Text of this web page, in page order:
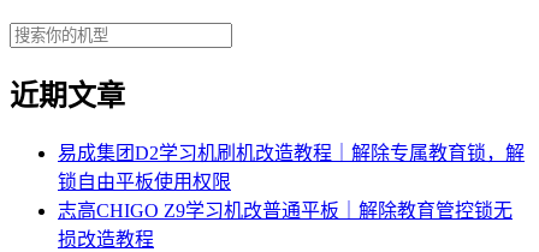
近期文章
易成集团D2学习机刷机改造教程｜解除专属教育锁，解
锁自由平板使用权限
志高CHIGO Z9学习机改普通平板｜解除教育管控锁无
损改造教程